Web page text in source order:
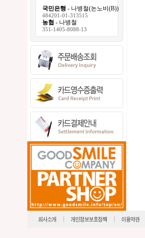
국민은행 - 나병철(논노비(B))
484201-01-313515
농협 - 나병철
351-1405-8088-13